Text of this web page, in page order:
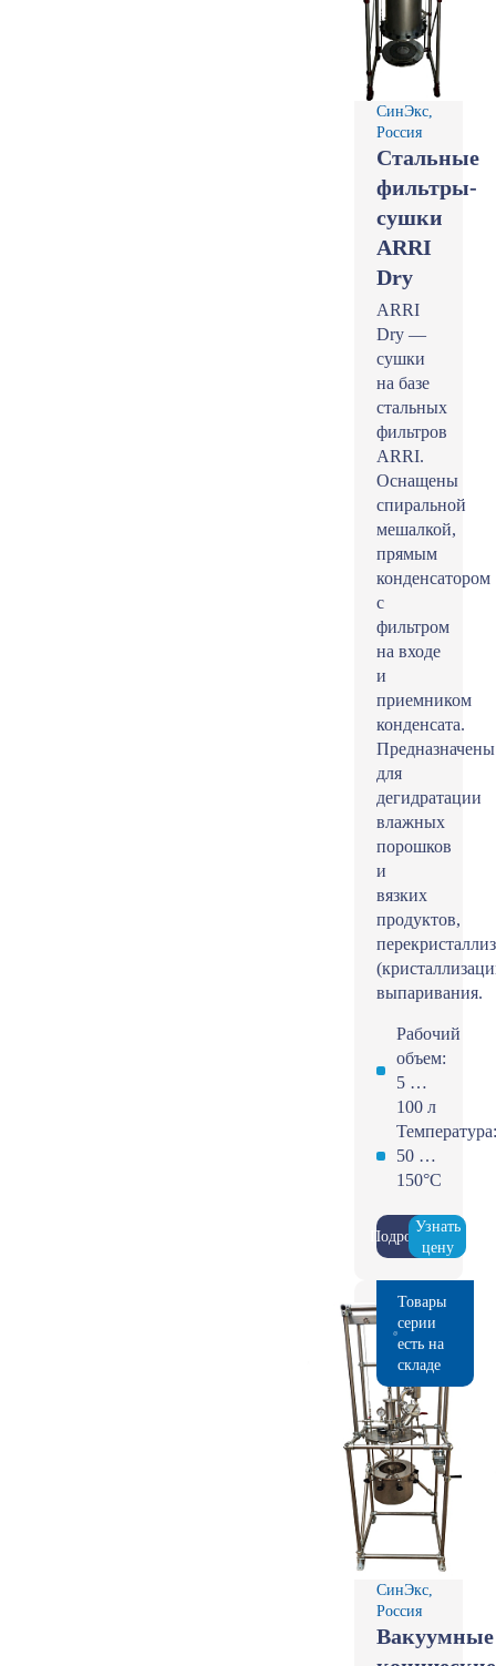
СинЭкс,
Россия
Стальные
фильтры-
сушки
ARRI
Dry
ARRI
Dry —
сушки
на базе
стальных
фильтров
ARRI.
Оснащены
спиральной
мешалкой,
прямым
конденсатором
с
фильтром
на входе
и
приемником
конденсата.
Предназначены
для
дегидратации
влажных
порошков
и
вязких
продуктов,
выпаривания.
Рабочий
объем:
5 …
100 л
Температура:
50 …
150°С
Подробнее
Узнать
цену
Товары
серии
есть на
складе
СинЭкс,
Россия
Вакуумные